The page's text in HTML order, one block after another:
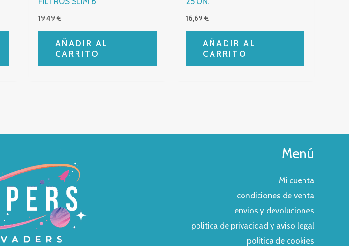
19,49€
AÑADIR AL
CARRITO
16,69€
AÑADIR AL
CARRITO
Menú
Mi cuenta
condiciones de venta
envios y devoluciones
politica de privacidad y aviso legal
politica de cookies